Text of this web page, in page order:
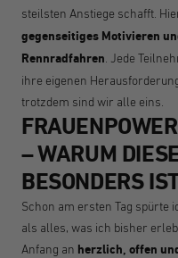
steilsten Anstiege schafft.
gegenseitiges Motivieren
Rennradfahren . Jede
ihre eigenen
trotzdem sind wir alle eins.
– WARUM
BESONDERS
Schon am ersten Tag spürte
als alles, was ich bisher
Anfang an herzlich, offen